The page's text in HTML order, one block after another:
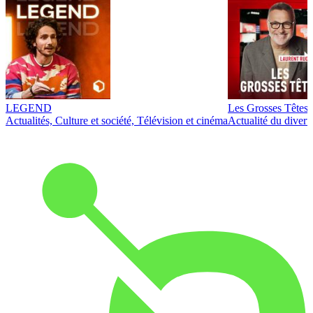
LEGEND
Actualités, Culture et société, Télévision et cinéma
Les Grosses Têtes
Actualité du